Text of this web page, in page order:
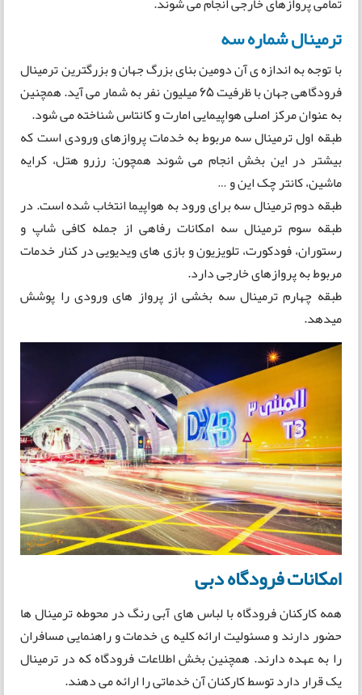
ترمینال شماره سه
با توجه به اندازه ی آن دومین بنای بزرگ جهان و بزرگترین ترمینال
فرودگاهی جهان با ظرفیت 65 میلیون نفر به شمار می آید. همچنین
به عنوان مرکز اصلی هواپیمایی امارت و کانتاس شناخته می شود.
طبقه اول ترمینال سه مربوط به خدمات پروازهای ورودی است که
بیشتر در این بخش انجام می شوند همچون: رزرو هتل، کرایه
ماشین، کانتر چک این و …
طبقه دوم ترمینال سه برای ورود به هواپیما انتخاب شده است. در
طبقه سوم ترمینال سه امکانات رفاهی از جمله کافی شاپ و
رستوران، فودکورت، تلویزیون و بازی های ویدیویی در کنار خدمات
مربوط به پروازهای خارجی دارد.
طبقه چهارم ترمینال سه بخشی از پرواز های ورودی را پوشش
میدهد.
امکانات فرودگاه دبی
همه کارکنان فرودگاه با لباس های آبی رنگ در محوطه ترمینال ها
حضور دارند و مسئولیت ارائه کلیه ی خدمات و راهنمایی مسافران
را به عهده دارند. همچنین بخش اطلاعات فرودگاه که در ترمینال
یک قرار دارد توسط کارکنان آن خدماتی را ارائه می دهند.